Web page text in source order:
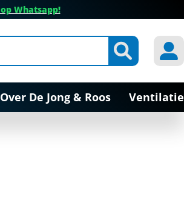
Whatsapp!
Over De Jong & Roos Ventilatie